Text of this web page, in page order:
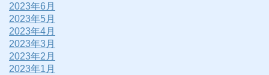
2023年6月
2023年5月
2023年4月
2023年3月
2023年2月
2023年1月